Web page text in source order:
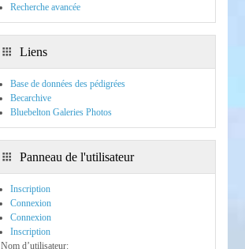
Recherche avancée
Liens
Base de données des pédigrées
Becarchive
Bluebelton Galeries Photos
Panneau de l'utilisateur
Inscription
Connexion
Connexion
Inscription
Nom d’utilisateur: